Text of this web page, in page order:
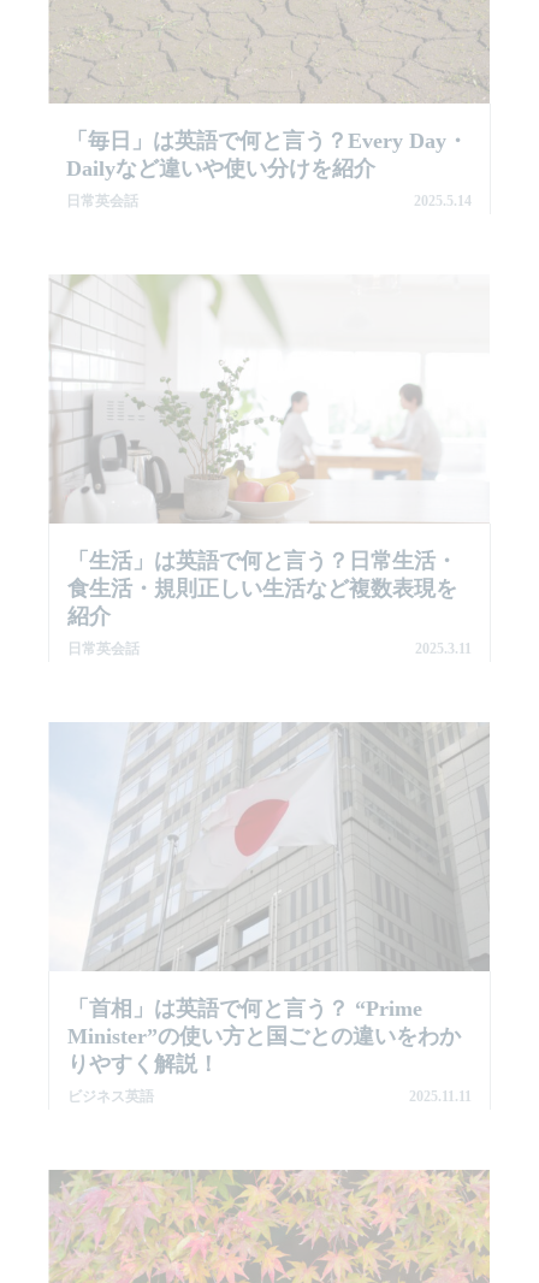
「毎日」は英語で何と言う？every Day・
Dailyなど違いや使い分けを紹介
日常英会話 2025.5.14
「生活」は英語で何と言う？日常生活・
食生活・規則正しい生活など複数表現を
紹介
日常英会話 2025.3.11
「首相」は英語で何と言う？ “Prime
Minister”の使い方と国ごとの違いをわか
りやすく解説！
ビジネス英語 2025.11.11